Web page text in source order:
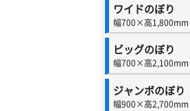
ワイドのぼり
幅700×高1,800mm
ビッグのぼり
幅700×高2,100mm
ジャンボのぼり
幅900×高2,700mm